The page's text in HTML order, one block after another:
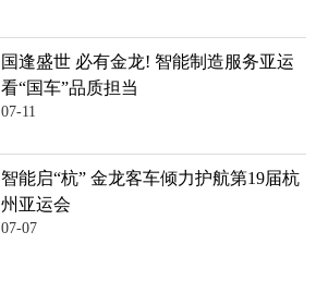
国逢盛世 必有金龙! 智能制造服务亚运
看“国车”品质担当
07-11
智能启“杭” 金龙客车倾力护航第19届杭
州亚运会
07-07